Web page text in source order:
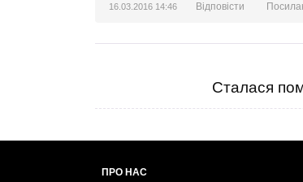
16.03.2016 14:46 Відповісти
Сталася
ПРО НАС